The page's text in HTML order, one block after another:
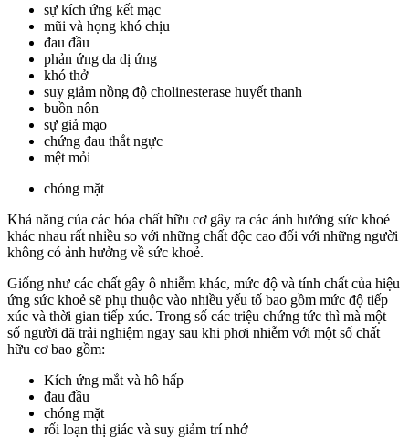
sự kích ứng kết mạc
mũi và họng khó chịu
đau đầu
phản ứng da dị ứng
khó thở
suy giảm nồng độ cholinesterase huyết thanh
buồn nôn
sự giả mạo
chứng đau thắt ngực
mệt mỏi
chóng mặt
Khả năng của các hóa chất hữu cơ gây ra các ảnh hưởng sức khoẻ
khác nhau rất nhiều so với những chất độc cao đối với những người
không có ảnh hưởng về sức khoẻ.
Giống như các chất gây ô nhiễm khác, mức độ và tính chất của hiệu
ứng sức khoẻ sẽ phụ thuộc vào nhiều yếu tố bao gồm mức độ tiếp
xúc và thời gian tiếp xúc. Trong số các triệu chứng tức thì mà một
số người đã trải nghiệm ngay sau khi phơi nhiễm với một số chất
hữu cơ bao gồm:
Kích ứng mắt và hô hấp
đau đầu
chóng mặt
rối loạn thị giác và suy giảm trí nhớ